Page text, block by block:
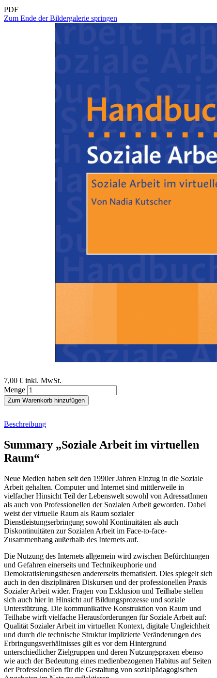
PDF
Zum Ende der Bildergalerie springen
Soziale Arbeit im virtuellen
7,00 € inkl. MwSt.
Menge
Zum Warenkorb hinzufügen
Beschreibung
Summary „Soziale Arbeit im virtuellen
Raum“
Neue Medien haben seit den 1990er Jahren Einzug in die Soziale
Arbeit gehalten. Computer und Internet sind mittlerweile in
vielfacher Hinsicht Teil der Lebenswelt sowohl von AdressatInnen
als auch von Professionellen der Sozialen Arbeit geworden. Dabei
weist der virtuelle Raum als Raum sozialer
Dienstleistungserbringung sowohl Kontinuitäten als auch
Diskontinuitäten zur Sozialen Arbeit im Face-to-face-
Zusammenhang außerhalb des Internets auf.
Die Nutzung des Internets allgemein wird zwischen Befürchtungen
und Gefahren einerseits und Technikeuphorie und
Demokratisierungsthesen andererseits thematisiert. Dies spiegelt sich
auch in den disziplinären Diskursen und der professionellen Praxis
Sozialer Arbeit wider. Fragen von Exklusion und Teilhabe stellen
sich auch hier in Hinsicht auf Bildungsprozesse und soziale
Unterstützung. Die kommunikative Konstruktion von Raum und
Teilhabe wirft vielfache Herausforderungen für Soziale Arbeit auf:
Qualität Sozialer Arbeit im virtuellen Kontext, digitale Ungleichheit
und durch die technische Struktur implizierte Veränderungen des
Erbringungsverhältnisses gilt es vor dem Hintergrund
unterschiedlicher Zielgruppen und deren Nutzungspraxen ebenso
wie auch der Bedeutung eines medienbezogenen Habitus auf Seiten
der Professionellen für die Gestaltung von sozialpädagogischen